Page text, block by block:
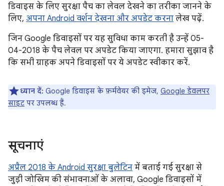
डिवाइस के लिए सुरक्षा पैच का लेवल देखने का तरीका जानने के
लिए, अपना Android वर्शन देखना और अपडेट करना लेख पढ़ें.
जिन Google डिवाइसों पर यह सुविधा काम करती है उन्हें 05-
04-2018 के पैच लेवल पर अपडेट किया जाएगा. हमारा सुझाव है
कि सभी ग्राहक अपने डिवाइसों पर ये अपडेट स्वीकार करें.
ध्यान दें: Google डिवाइस के फ़र्मवेयर की इमेज, Google डेवलपर
साइट पर उपलब्ध हैं.
सूचनाएं
अप्रैल 2018 के Android सुरक्षा बुलेटिन में बताई गई सुरक्षा से
जुड़ी जोखिम की संभावनाओं के अलावा, Google डिवाइसों में